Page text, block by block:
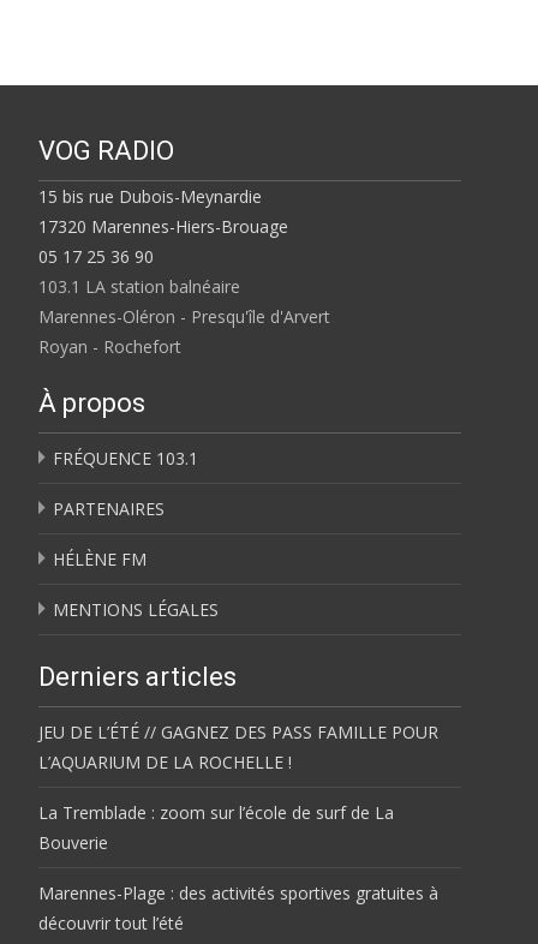
VOG RADIO
15 bis rue Dubois-Meynardie
17320 Marennes-Hiers-Brouage
05 17 25 36 90
103.1 LA station balnéaire
Marennes-Oléron - Presqu'île d'Arvert
Royan - Rochefort
À propos
FRÉQUENCE 103.1
PARTENAIRES
HÉLÈNE FM
MENTIONS LÉGALES
Derniers articles
JEU DE L’ÉTÉ // GAGNEZ DES PASS FAMILLE POUR
L’AQUARIUM DE LA ROCHELLE !
La Tremblade : zoom sur l’école de surf de La
Bouverie
Marennes-Plage : des activités sportives gratuites à
découvrir tout l’été